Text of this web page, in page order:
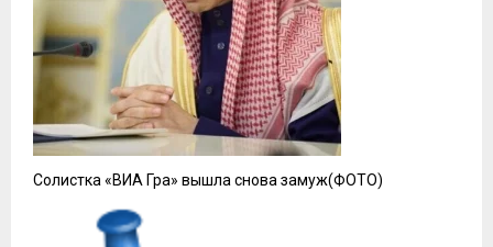
Солистка «ВИА Гра» вышла снова замуж(ФОТО)